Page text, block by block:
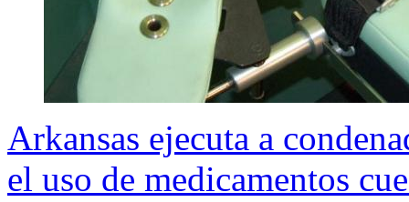
Arkansas ejecuta a
el uso de medicamentos